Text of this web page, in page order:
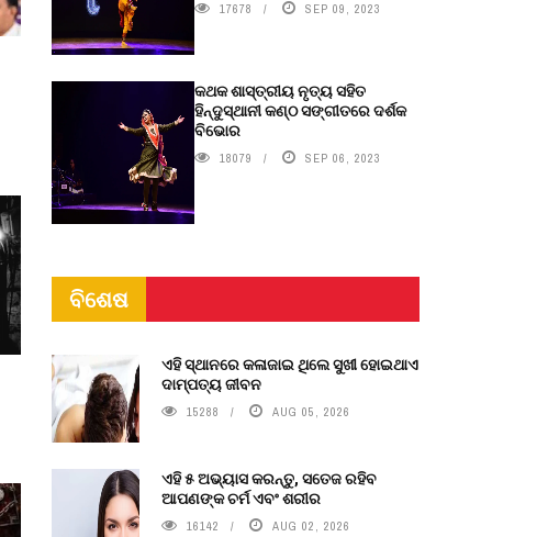
17678 SEP 09, 2023
କଥକ ଶାସ୍ତ୍ରୀୟ ନୃତ୍ୟ ସହିତ
ହିନ୍ଦୁସ୍ଥାନୀ କଣ୍ଠ ସଙ୍ଗୀତରେ ଦର୍ଶକ
ବିଭୋର
18079 SEP 06, 2023
ବିଶେଷ
ଏହି ସ୍ଥାନରେ କଳାଜାଇ ଥିଲେ ସୁଖୀ ହୋଇଥାଏ
ଦାମ୍ପତ୍ୟ ଜୀବନ
15288 AUG 05, 2026
ଏହି ୫ ଅଭ୍ୟାସ କରନ୍ତୁ, ସତେଜ ରହିବ
ଆପଣଙ୍କ ଚର୍ମ ଏବଂ ଶରୀର
16142 AUG 02, 2026